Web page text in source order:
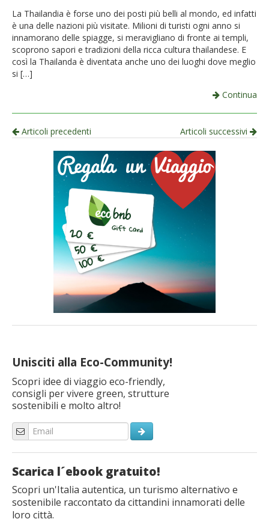
La Thailandia è forse uno dei posti più belli al mondo, ed infatti
è una delle nazioni più visitate. Milioni di turisti ogni anno si
innamorano delle spiagge, si meravigliano di fronte ai templi,
scoprono sapori e tradizioni della ricca cultura thailandese. E
così la Thailanda è diventata anche uno dei luoghi dove meglio
si […]
Continua
Navigazione
articolo
Articoli precedenti Articoli successivi
Unisciti alla Eco-Community!
Scopri idee di viaggio eco-friendly,
consigli per vivere green, strutture
sostenibili e molto altro!
Scarica l´ebook gratuito!
Scopri un'Italia autentica, un turismo alternativo e
sostenibile raccontato da cittandini innamorati delle
loro città.